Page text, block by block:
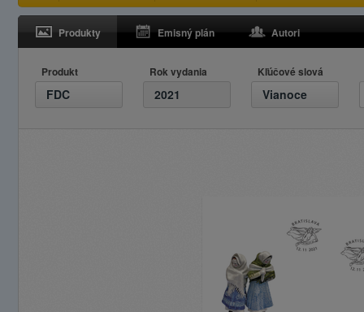
Produkty Emisný plán Autori
Produkt
FDC
Rok vydania
2021
Kľúčové slová
Vianoce